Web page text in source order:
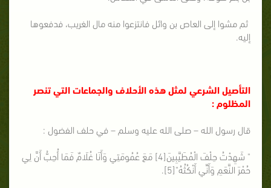
ثم مشوا إلى العاص بن وائل فانتزعوا منه مال الغريب، فدفعوها
إليه.
التأصيل الشرعي لمثل هذه الأحلاف والجماعات التي تنصر
المظلوم :
قال رسول الله – صلى الله عليه وسلم – في حلف الفضول :
" شَهِدْتُ حِلْفَ الْمُطَيَّبِينَ[4] مَعَ عُمُومَتِي وَأَنَا غُلَامٌ فَمَا أُحِبُّ أَنَّ لِي
حُمْرَ النَّعَمِ وَأَنِّي أَنْكُثُهُ"[5].